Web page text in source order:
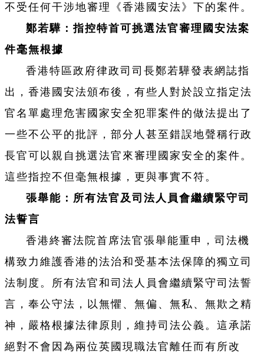
不受任何干涉地審理《香港國安法》下的案件。
鄭若驊：指控特首可挑選法官審理國安法案
件毫無根據
香港特區政府律政司司長鄭若驊發表網誌指
出，香港國安法頒布後，有些人對於設立指定法
官名單處理危害國家安全犯罪案件的做法提出了
一些不公平的批評，部分人甚至錯誤地聲稱行政
長官可以親自挑選法官來審理國家安全的案件。
這些指控不但毫無根據，更與事實不符。
張舉能：所有法官及司法人員會繼續緊守司
法誓言
香港終審法院首席法官張舉能重申，司法機
構致力維護香港的法治和受基本法保障的獨立司
法制度。所有法官和司法人員會繼續緊守司法誓
言，奉公守法，以無懼、無偏、無私、無欺之精
神，嚴格根據法律原則，維持司法公義。這承諾
絕對不會因為兩位英國現職法官離任而有所改